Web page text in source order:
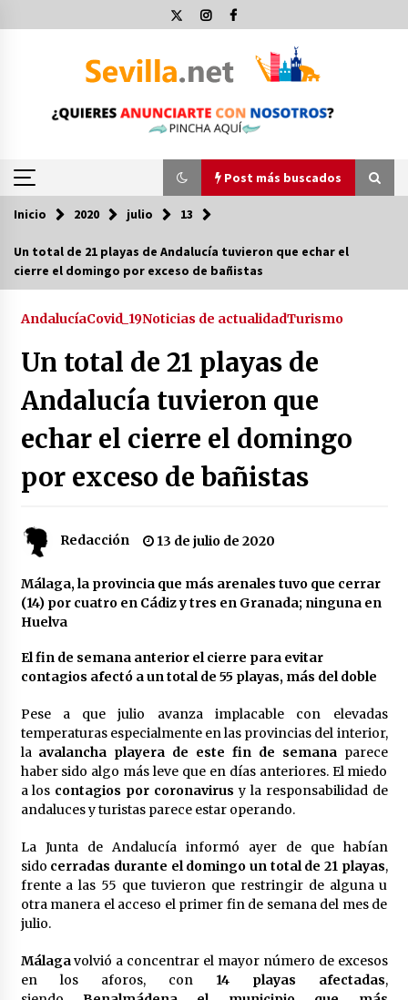
al
Post más buscados
Post más buscados
Operación Policial y Detenciones Tras Pelea
11 de diciembre de 2023
Por qué el lanzamiento de hachas es tan
divertido (y cada vez más popular)
10 de noviembre de 2022
Plaga de pulgas en el festival Interestelar de
24 de mayo de 2022
5.500 efectivos se encargarán de la seguridad
17 de mayo de 2022
Leyendas del Betis y del Sevilla vuelven al
terreno de juego en un derbi a beneficio de
13 de mayo de 2022
no tener que pagar seis millones de euros a la
Seguridad Social
13 de mayo de 2022
¿Un «insulto» al traje de flamenca?
Semidesnudos, trasparencias y batas de cola
en la Feria de Abril
7 de mayo de 2022
Los farolillos de la Feria de Sevilla se
repondrán cuando desaparezca el riesgo de
lluvia
Muere el cardenal Carlos Amigo Vallejo
27 de abril de 2022
Inicio 2020 julio 13
Un total de 21 playas de Andalucía tuvieron que echar el
cierre el domingo por exceso de bañistas
AndalucíaCovid_19Noticias de actualidadTurismo
Un total de 21 playas de
Andalucía tuvieron que
echar el cierre el domingo
por exceso de bañistas
Redacción 13 de julio de 2020
Málaga, la provincia que más arenales tuvo que cerrar
(14) por cuatro en Cádiz y tres en Granada; ninguna en
Huelva
El fin de semana anterior el cierre para evitar
contagios afectó a un total de 55 playas, más del doble
Pese a que julio avanza implacable con elevadas
temperaturas especialmente en las provincias del interior,
la avalancha playera de este fin de semanaparece
haber sido algo más leve que en días anteriores. El miedo
a los contagios por coronavirus y la responsabilidad de
andaluces y turistas parece estar operando.
La Junta de Andalucía informó ayer de que habían
sido cerradas durante el domingo un total de 21 playas,
frente a las 55 que tuvieron que restringir de alguna u
otra manera el acceso el primer fin de semana del mes de
julio.
Málagavolvió a concentrar el mayor número de excesos
en los aforos, con 14 playas afectadas,